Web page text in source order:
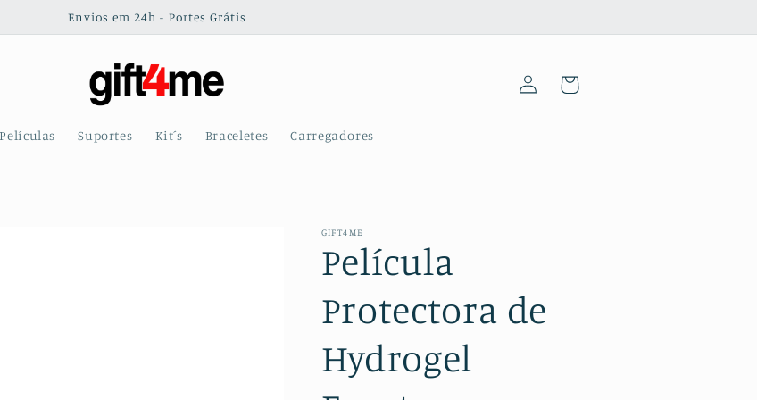
Envios em 24h - Portes Grátis
Películas Suportes Kit´s Braceletes Carregadores
Iniciar
sessão
Carrinho
GIFT4ME
Película
Protectora de
Hydrogel